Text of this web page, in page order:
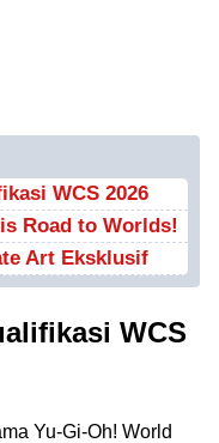
WCS 2026
Road to Worlds!
Art Eksklusif
WCS
Yu-Gi-Oh! World